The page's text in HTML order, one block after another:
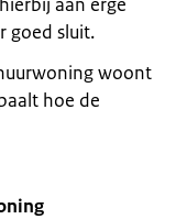
goed sluit.
woont
hoe de